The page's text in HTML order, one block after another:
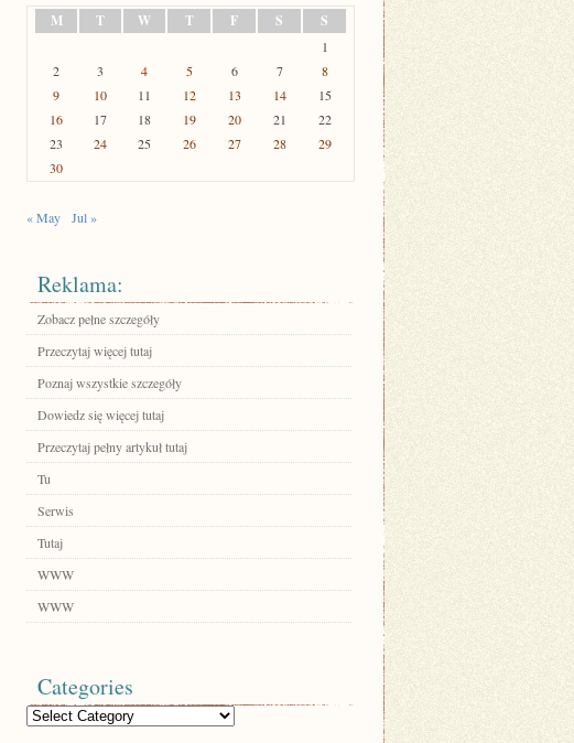
M
T W T F S S
1
2
3 4 5 6 7
8
9
10 11 12 13 14
15
16
17 18 19 20 21
22
23
24 25 26 27 28
29
30
« May Jul »
Reklama:
Zobacz pełne szczegóły
Przeczytaj więcej tutaj
Poznaj wszystkie szczegóły
Dowiedz się więcej tutaj
Przeczytaj pełny artykuł tutaj
Tu
Serwis
Tutaj
WWW
WWW
Categories
Categories